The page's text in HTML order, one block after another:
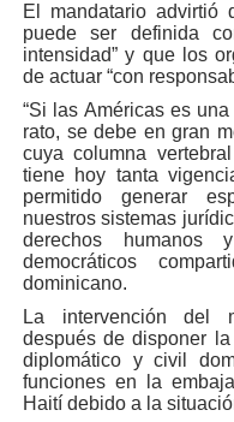
El mandatario
puede ser definida
intensidad” y que los
de actuar “con
“Si las Américas es
rato, se debe en gran
cuya columna
tiene hoy tanta
permitido generar
nuestros sistemas
derechos humanos
democráticos
dominicano.
La intervención del
después de disponer
diplomático y civil
funciones en la
Haití debido a la